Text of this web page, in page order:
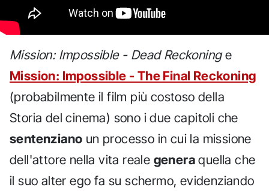
Mission: Impossible - Dead Reckoninge
Mission: Impossible - The Final Reckoning
(probabilmente il film più costoso della
Storia del cinema) sono i due capitoli che
sentenziano un processo in cui la missione
dell'attore nella vita reale genera quella che
il suo alter ego fa su schermo, evidenziando